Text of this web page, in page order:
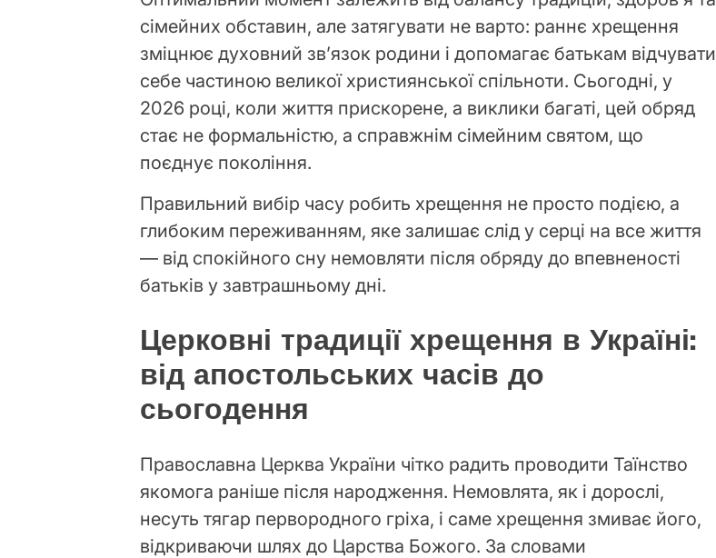
сімейних обставин, але затягувати не варто: раннє хрещення
зміцнює духовний зв’язок родини і допомагає батькам відчувати
себе частиною великої християнської спільноти. Сьогодні, у
2026 році, коли життя прискорене, а виклики багаті, цей обряд
стає не формальністю, а справжнім сімейним святом, що
поєднує покоління.
Правильний вибір часу робить хрещення не просто подією, а
глибоким переживанням, яке залишає слід у серці на все життя
— від спокійного сну немовляти після обряду до впевненості
батьків у завтрашньому дні.
Церковні традиції хрещення в Україні:
від апостольських часів до
сьогодення
Православна Церква України чітко радить проводити Таїнство
якомога раніше після народження. Немовлята, як і дорослі,
несуть тягар первородного гріха, і саме хрещення змиває його,
відкриваючи шлях до Царства Божого. За словами